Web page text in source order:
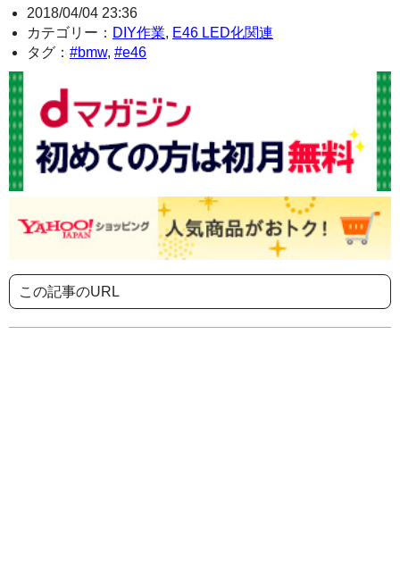
2018/04/04 23:36
カテゴリー： DIY作業, E46 LED化関連
タグ： #bmw, #e46
この記事のURL